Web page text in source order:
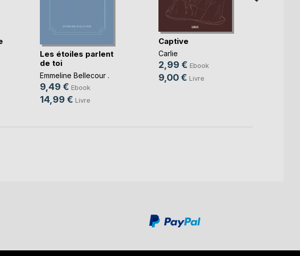
Les étoiles parlent
de toi
Emmeline Bellecour .
9,49 € Ebook
14,99 € Livre
Captive
Carlie
2,99 € Ebook
9,00 € Livre